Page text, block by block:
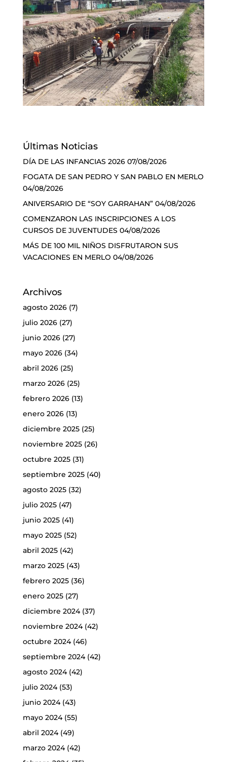
Últimas Noticias
DÍA DE LAS INFANCIAS 2026 07/08/2026
FOGATA DE SAN PEDRO Y SAN PABLO EN MERLO
04/08/2026
ANIVERSARIO DE “SOY GARRAHAN” 04/08/2026
COMENZARON LAS INSCRIPCIONES A LOS
CURSOS DE JUVENTUDES 04/08/2026
MÁS DE 100 MIL NIÑOS DISFRUTARON SUS
VACACIONES EN MERLO 04/08/2026
Archivos
agosto 2026(7)
julio 2026(27)
junio 2026(27)
mayo 2026(34)
abril 2026(25)
marzo 2026(25)
febrero 2026(13)
enero 2026(13)
diciembre 2025(25)
noviembre 2025(26)
octubre 2025(31)
septiembre 2025(40)
agosto 2025(32)
julio 2025(47)
junio 2025(41)
mayo 2025(52)
abril 2025(42)
marzo 2025(43)
febrero 2025(36)
enero 2025(27)
diciembre 2024(37)
noviembre 2024(42)
octubre 2024(46)
septiembre 2024(42)
agosto 2024(42)
julio 2024(53)
junio 2024(43)
mayo 2024(55)
abril 2024(49)
marzo 2024(42)